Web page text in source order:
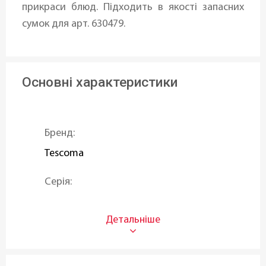
прикраси блюд. Підходить в якості запасних
сумок для арт. 630479.
Основні характеристики
Бренд:
Tescoma
Серія: